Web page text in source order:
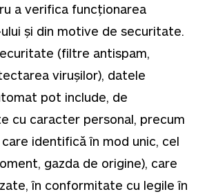
a verifica funcționarea
și din motive de securitate.
(filtre antispam,
virușilor), datele
pot include, de
cu caracter personal, precum
identifică în mod unic, cel
gazda de origine), care
în conformitate cu legile în